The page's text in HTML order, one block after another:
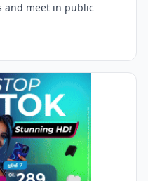
and meet in public